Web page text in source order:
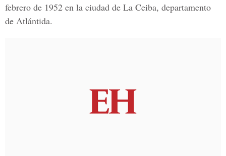
febrero de 1952 en la ciudad de La Ceiba, departamento
de Atlántida.